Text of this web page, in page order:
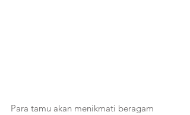
Para tamu akan menikmati beragam